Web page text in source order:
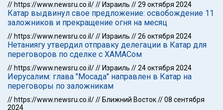
// https://www.newsru.co.il/// Израиль //29 октября 2024
Катар выдвинул свое предложение: освобождение 11
заложников и прекращение огня на месяц
// https://www.newsru.co.il/// Израиль //26 октября 2024
Нетаниягу утвердил отправку делегации в Катар для
переговоров по сделке с ХАМАСом
// https://www.newsru.co.il/// Израиль //24 октября 2024
Иерусалим: глава "Мосада" направлен в Катар на
переговоры по заложникам
// https://www.newsru.co.il/// Ближний Восток//08 сентября
2024